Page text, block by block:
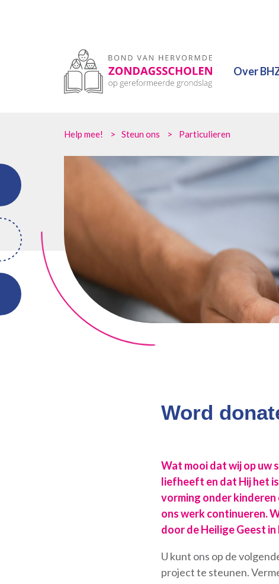
Over
Help mee! Steun ons Particulieren
Word
Wat mooi dat wij op uw
liefheeft en dat Hij het
vorming onder
ons werk continueren.
door de Heilige Geest
U kunt ons op de
project te steunen.